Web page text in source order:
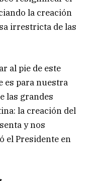
la creación
irrestricta de las
al pie de este
es para nuestra
las grandes
la creación del
y nos
el Presidente en